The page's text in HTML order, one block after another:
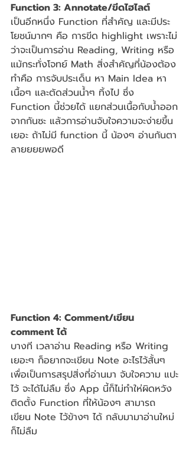
Function 3: Annotate/ขีดไฮไลต์
เป็นอีกหนึ่ง Function ที่สำคัญ และมีประ
โยชน์มากๆ คือ การขีด highlight เพราะไม่
ว่าจะเป็นการอ่าน Reading, Writing หรือ
แม้กระทั่งโจทย์ Math สิ่งสำคัญที่น้องต้อง
ทำคือ การจับประเด็น หา Main Idea หา
เนื้อๆ และตัดส่วนน้ำๆ ทิ้งไป ซึ่ง
Function นี้ช่วยได้ แยกส่วนเนื้อกับน้ำออก
จากกันซะ แล้วการอ่านจับใจความจะง่ายขึ้น
เยอะ ถ้าไม่มี function นี้ น้องๆ อ่านกันตา
ลายยยยพอดี
Function 4: Comment/เขียน
comment ได้
บางที เวลาอ่าน Reading หรือ Writing
เยอะๆ ก็อยากจะเขียน Note อะไรไว้สั้นๆ
เพื่อเป็นการสรุปสิ่งที่อ่านมา จับใจความ แปะ
ไว้ จะได้ไม่ลืม ซึ่ง App นี้ก็ไม่ทำให่ผิดหวัง
ติดตั้ง Function ที่ให้น้องๆ สามารถ
เขียน Note ไว้ข้างๆ ได้ กลับมามาอ่านใหม่
ก็ไม่ลืม